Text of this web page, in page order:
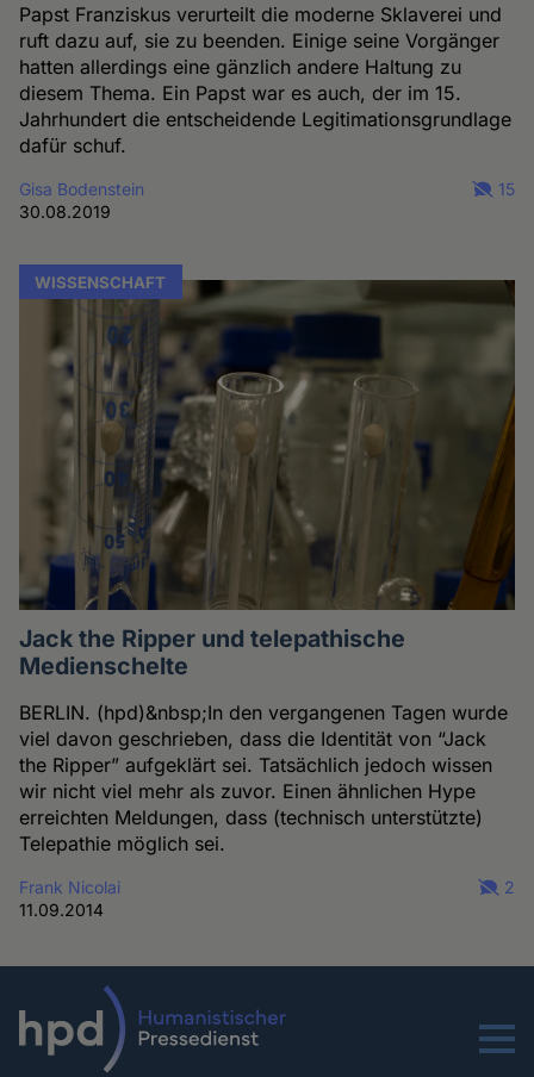
Papst Franziskus verurteilt die moderne Sklaverei und
ruft dazu auf, sie zu beenden. Einige seine Vorgänger
hatten allerdings eine gänzlich andere Haltung zu
diesem Thema. Ein Papst war es auch, der im 15.
Jahrhundert die entscheidende Legitimationsgrundlage
dafür schuf.
Gisa Bodenstein
30.08.2019
15
WISSENSCHAFT
Jack the Ripper und telepathische
Medienschelte
BERLIN. (hpd)&nbsp;In den vergangenen Tagen wurde
viel davon geschrieben, dass die Identität von “Jack
the Ripper” aufgeklärt sei. Tatsächlich jedoch wissen
wir nicht viel mehr als zuvor. Einen ähnlichen Hype
erreichten Meldungen, dass (technisch unterstützte)
Telepathie möglich sei.
Frank Nicolai
11.09.2014
2
Menu